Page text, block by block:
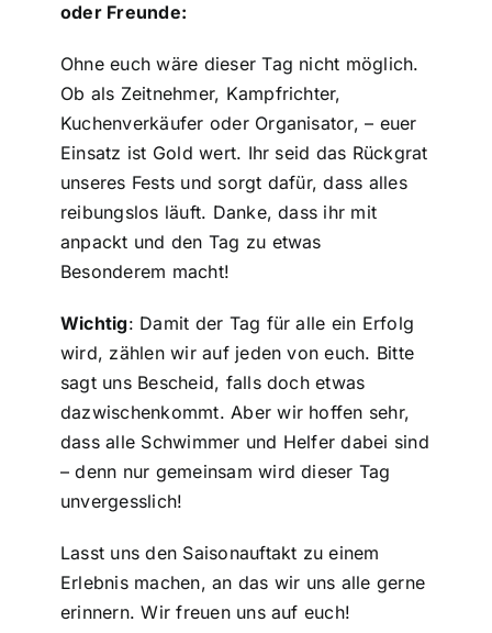
oder Freunde:
Ohne euch wäre dieser Tag nicht möglich.
Ob als Zeitnehmer, Kampfrichter,
Kuchenverkäufer oder Organisator, – euer
Einsatz ist Gold wert. Ihr seid das Rückgrat
unseres Fests und sorgt dafür, dass alles
reibungslos läuft. Danke, dass ihr mit
anpackt und den Tag zu etwas
Besonderem macht!
Wichtig: Damit der Tag für alle ein Erfolg
wird, zählen wir auf jeden von euch. Bitte
sagt uns Bescheid, falls doch etwas
dazwischenkommt. Aber wir hoffen sehr,
dass alle Schwimmer und Helfer dabei sind
– denn nur gemeinsam wird dieser Tag
unvergesslich!
Lasst uns den Saisonauftakt zu einem
Erlebnis machen, an das wir uns alle gerne
erinnern. Wir freuen uns auf euch!